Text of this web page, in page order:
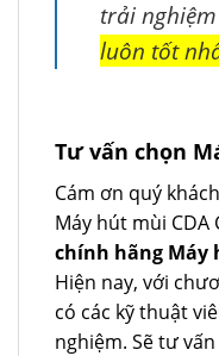
trải
luôn tốt
Tư vấn chọn
Cám ơn quý
Máy hút mùi CDA
chính hãng Máy
Hiện nay, với
có các kỹ thuật
nghiệm. Sẽ tư